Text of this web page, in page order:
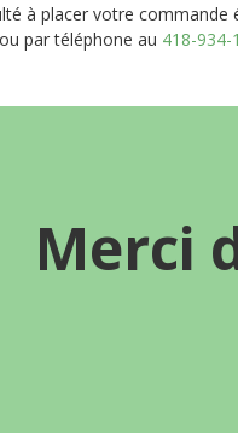
à placer votre commande
ou par téléphone au 418-934-
Merci